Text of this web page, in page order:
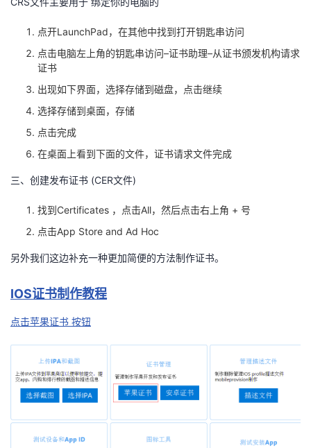
者
堂
我
的
课
我
的
我
验
收
藏
我
技
术
的
云
点开LaunchPad，在其他中找到打开钥匙串访问
点击电脑左上角的钥匙串访问–证书助理–从证书颁发机构请求
证书
出现如下界面，选择存储到磁盘，点击继续
选择存储到桌面，存储
点击完成
在桌面上看到下面的文件，证书请求文件完成
三、创建发布证书 (CER文件)
找到Certificates ，点击All，然后点击右上角 + 号
点击App Store and Ad Hoc
另外我们这边补充一种更加简便的方法制作证书。
IOS证书制作教程
点击苹果证书 按钮